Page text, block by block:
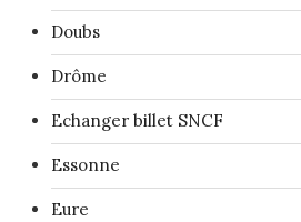
Doubs
Drôme
Echanger billet SNCF
Essonne
Eure